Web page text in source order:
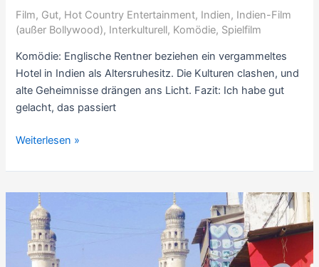
Merchant-
–
7/10
–
mit
&
Film, Gut, Hot Country Entertainment, Indien, Indien-Film
(außer Bollywood), Interkulturell, Komödie, Spielfilm
Komödie: Englische Rentner beziehen ein vergammeltes
Hotel in Indien als Altersruhesitz. Die Kulturen clashen, und
alte Geheimnisse drängen ans Licht. Fazit: Ich habe gut
gelacht, das passiert
Kritik
Film:
Best
Exotic
Marigold
Hotel
(2011)
Weiterlesen »